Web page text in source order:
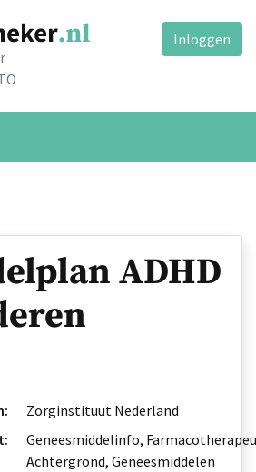
Inloggen
ADHD
Zorginstituut Nederland
Geneesmiddelinfo,
Achtergrond, Geneesmiddelen